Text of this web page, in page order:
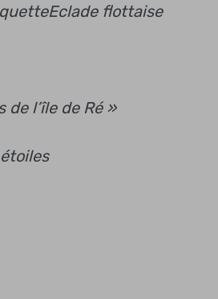
Eclade flottaise
de l’île de Ré »